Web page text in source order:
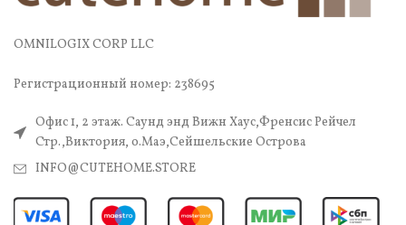
OMNILOGIX CORP LLC
Регистрационный номер: 238695
Офис 1, 2 этаж. Саунд энд Вижн Хаус,Френсис Рейчел
Стр.,Виктория, о.Маэ,Сейшельские Острова
INFO@CUTEHOME.STORE